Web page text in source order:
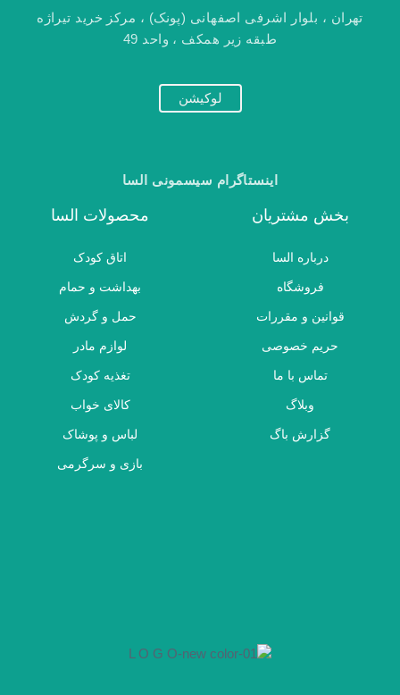
تهران ، بلوار اشرفی اصفهانی (پونک) ، مرکز خرید تیراژه
طبقه زیر همکف ، واحد 49
لوکیشن
اینستاگرام سیسمونی السا
بخش مشتریان
درباره السا
فروشگاه
قوانین و مقررات
حریم خصوصی
تماس با ما
وبلاگ
گزارش باگ
محصولات السا
اتاق کودک
بهداشت و حمام
حمل و گردش
لوازم مادر
تغذیه کودک
کالای خواب
لباس و پوشاک
بازی و سرگرمی